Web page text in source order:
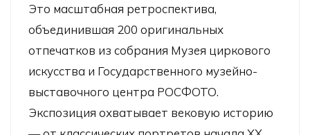
Это масштабная ретроспектива,
объединившая 200 оригинальных
отпечатков из собрания Музея циркового
искусства и Государственного музейно-
выставочного центра РОСФОТО.
Экспозиция охватывает вековую историю